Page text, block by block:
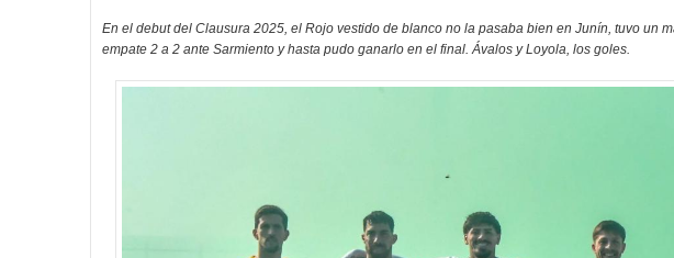
En el debut del Clausura 2025, el Rojo vestido de blanco no la pasaba bien en Junín, tuvo un
empate 2 a 2 ante Sarmiento y hasta pudo ganarlo en el final. Ávalos y Loyola, los goles.